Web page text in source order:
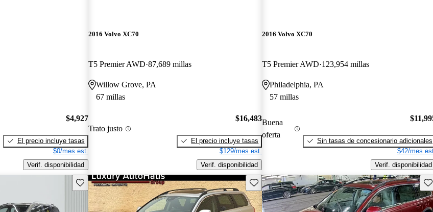
$4,927
El precio incluye tasas
$0/mes est.
Verif. disponibilidad
2016 Volvo XC70
T5 Premier AWD 87,689 millas
Willow Grove, PA
67 millas
Trato justo
$16,483
El precio incluye tasas
$129/mes est.
Verif. disponibilidad
2016 Volvo XC70
T5 Premier AWD 123,954 millas
Philadelphia, PA
57 millas
Buena
oferta
Sin tasas de concesionario adicionales
$42/mes
Verif. disponibilidad
Guarda este Aviso Guarda este Aviso